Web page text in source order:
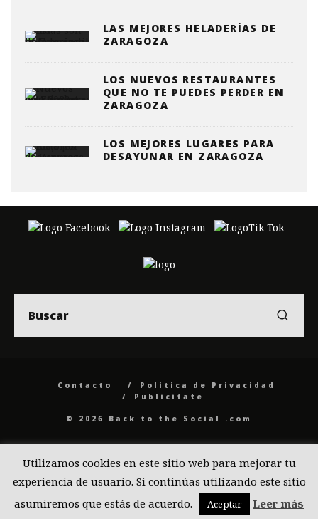
LAS MEJORES HELADERÍAS DE
ZARAGOZA
LOS NUEVOS RESTAURANTES
QUE NO TE PUEDES PERDER EN
ZARAGOZA
LOS MEJORES LUGARES PARA
DESAYUNAR EN ZARAGOZA
Contacto
Politica de Privacidad
Publicítate
© 2026 Back to the Social .com
Utilizamos cookies en este sitio web para mejorar tu
experiencia de usuario. Si continúas utilizando este sitio
asumiremos que estás de acuerdo.
Aceptar Leer más